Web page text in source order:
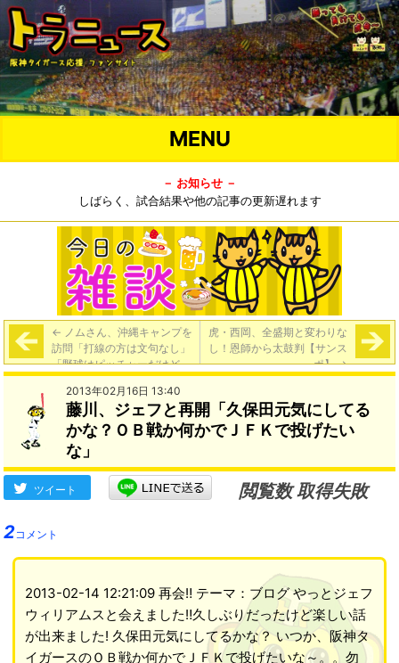
MENU
－ お知らせ －
しばらく、試合結果や他の記事の更新遅れます
← ノムさん、沖縄キャンプを
訪問「打線の方は文句なし」
「野球はピッチャーだけど
ね」「ローテーションも聞い
たけど…そこのところが、ち
ょっと心配」
虎・西岡、全盛期と変わりな
し！恩師から太鼓判【サンス
ポ】→
2013年02月16日 13:40
藤川、ジェフと再開「久保田元気にしてる
かな？ＯＢ戦か何かでＪＦＫで投げたい
な」
ツイート
閲覧数 取得失敗
2コメント
2013-02-14 12:21:09 再会‼ テーマ：ブログ やっとジェフ
ウィリアムスと会えました‼久しぶりだったけど楽しい話
が出来ました! 久保田元気にしてるかな？ いつか、阪神タ
イガースのＯＢ戦か何かでＪＦＫで投げたいな～。。勿